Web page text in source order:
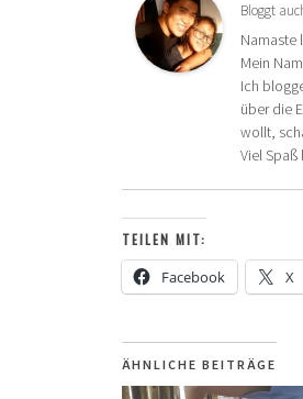
Bloggt
Namaste
Mein
Ich
über die
wollt,
Viel Spaß
TEILEN MIT:
Facebook X
ÄHNLICHE BEITRÄGE